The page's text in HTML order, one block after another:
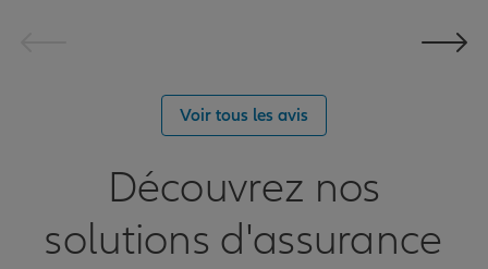
Voir tous les avis
Découvrez nos
solutions d'assurance